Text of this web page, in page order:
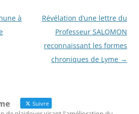
à
Révélation d’une lettre du
Professeur SALOMON
reconnaissant les formes
chroniques de Lyme →
Suivre